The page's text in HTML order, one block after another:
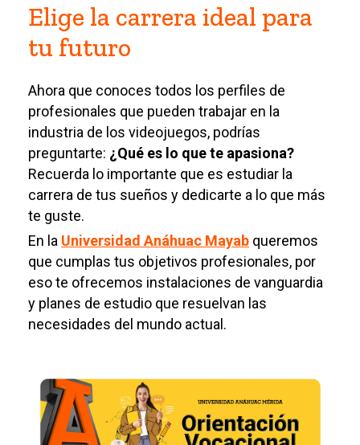
Elige la carrera ideal para
tu futuro
Ahora que conoces todos los perfiles de
profesionales que pueden trabajar en la
industria de los videojuegos, podrías
preguntarte: ¿Qué es lo que te apasiona?
Recuerda lo importante que es estudiar la
carrera de tus sueños y dedicarte a lo que más
te guste.
En la Universidad Anáhuac Mayab queremos
que cumplas tus objetivos profesionales, por
eso te ofrecemos instalaciones de vanguardia
y planes de estudio que resuelvan las
necesidades del mundo actual.